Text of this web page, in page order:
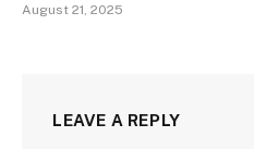
August 21, 2025
LEAVE A REPLY